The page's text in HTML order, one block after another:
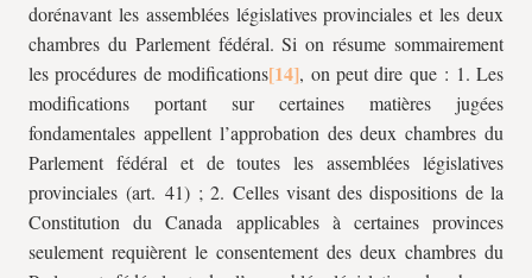
dorénavant les assemblées législatives provinciales et les deux
chambres du Parlement fédéral. Si on résume sommairement
les procédures de modifications
, on peut dire que : 1. Les
modifications portant sur certaines matières jugées
fondamentales appellent l’approbation des deux chambres du
Parlement fédéral et de toutes les assemblées législatives
provinciales (art. 41) ; 2. Celles visant des dispositions de la
Constitution du Canada applicables à certaines provinces
seulement requièrent le consentement des deux chambres du